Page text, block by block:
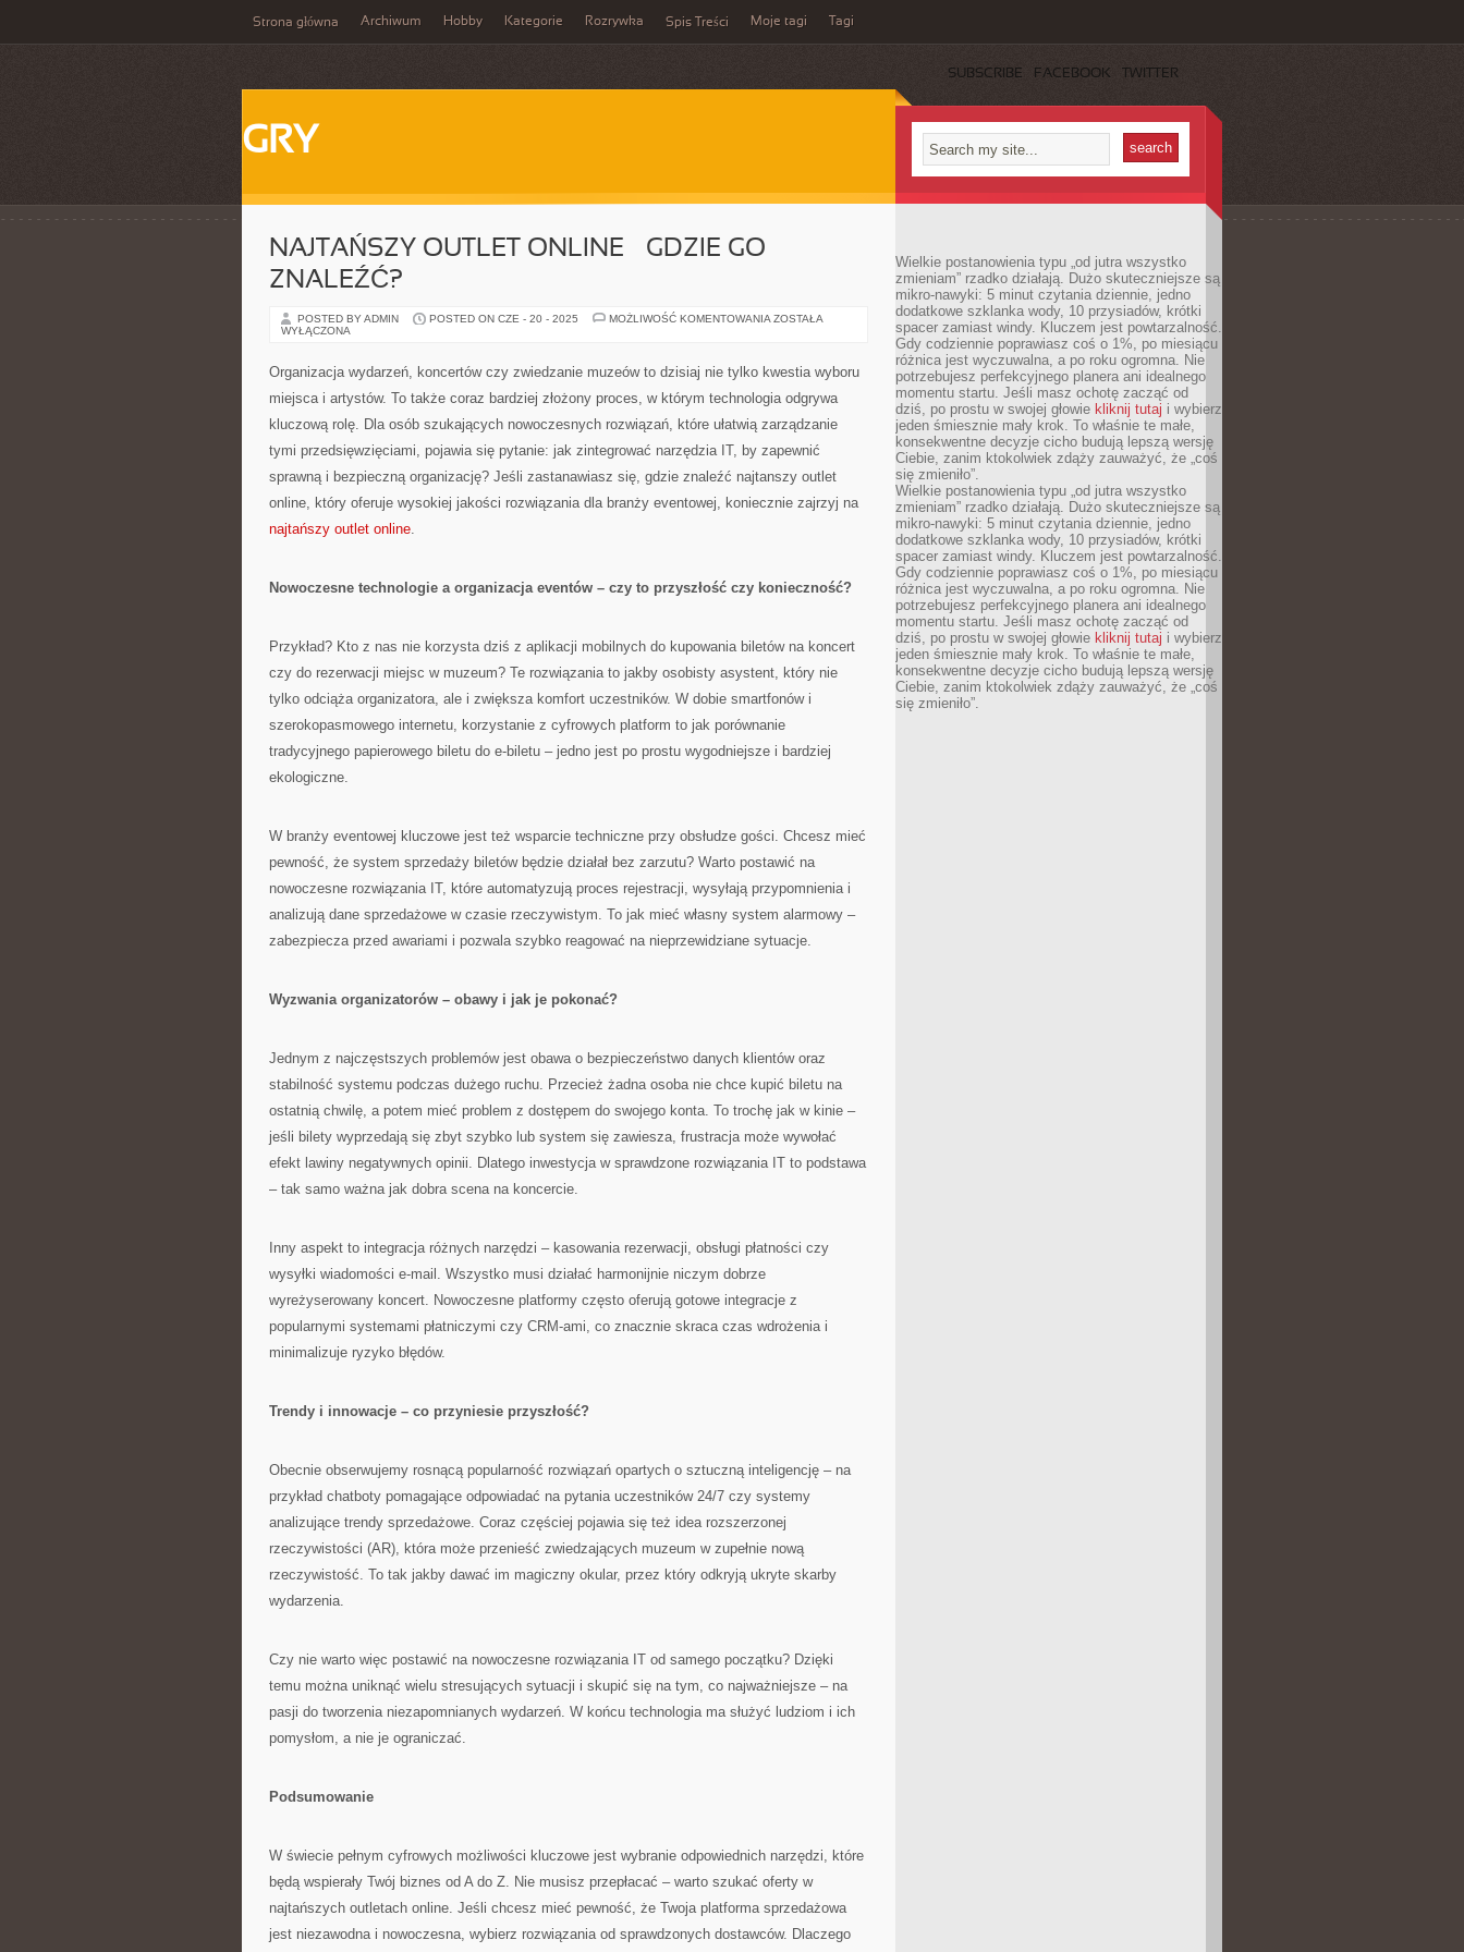
Strona główna Archiwum Hobby Kategorie Rozrywka Spis Treści Moje tagi Tagi
SUBSCRIBE FACEBOOK TWITTER
GRY
NAJTAŃSZY OUTLET ONLINE – GDZIE GO
ZNALEŹĆ?
POSTED BY ADMIN POSTED ON CZE - 20 - 2025 MOŻLIWOŚĆ KOMENTOWANIA NAJTAŃSZY
GDZIE
GO
ZOSTAŁA
WYŁĄCZONA
Organizacja wydarzeń, koncertów czy zwiedzanie muzeów to dzisiaj nie tylko kwestia wyboru
miejsca i artystów. To także coraz bardziej złożony proces, w którym technologia odgrywa
kluczową rolę. Dla osób szukających nowoczesnych rozwiązań, które ułatwią zarządzanie
tymi przedsięwzięciami, pojawia się pytanie: jak zintegrować narzędzia IT, by zapewnić
sprawną i bezpieczną organizację? Jeśli zastanawiasz się, gdzie znaleźć najtanszy outlet
online, który oferuje wysokiej jakości rozwiązania dla branży eventowej, koniecznie zajrzyj na
najtańszy outlet online.
Nowoczesne technologie a organizacja eventów – czy to przyszłość czy konieczność?
Przykład? Kto z nas nie korzysta dziś z aplikacji mobilnych do kupowania biletów na koncert
czy do rezerwacji miejsc w muzeum? Te rozwiązania to jakby osobisty asystent, który nie
tylko odciąża organizatora, ale i zwiększa komfort uczestników. W dobie smartfonów i
szerokopasmowego internetu, korzystanie z cyfrowych platform to jak porównanie
tradycyjnego papierowego biletu do e-biletu – jedno jest po prostu wygodniejsze i bardziej
ekologiczne.
W branży eventowej kluczowe jest też wsparcie techniczne przy obsłudze gości. Chcesz mieć
pewność, że system sprzedaży biletów będzie działał bez zarzutu? Warto postawić na
nowoczesne rozwiązania IT, które automatyzują proces rejestracji, wysyłają przypomnienia i
analizują dane sprzedażowe w czasie rzeczywistym. To jak mieć własny system alarmowy –
zabezpiecza przed awariami i pozwala szybko reagować na nieprzewidziane sytuacje.
Wyzwania organizatorów – obawy i jak je pokonać?
Jednym z najczęstszych problemów jest obawa o bezpieczeństwo danych klientów oraz
stabilność systemu podczas dużego ruchu. Przecież żadna osoba nie chce kupić biletu na
ostatnią chwilę, a potem mieć problem z dostępem do swojego konta. To trochę jak w kinie –
jeśli bilety wyprzedają się zbyt szybko lub system się zawiesza, frustracja może wywołać
efekt lawiny negatywnych opinii. Dlatego inwestycja w sprawdzone rozwiązania IT to podstawa
– tak samo ważna jak dobra scena na koncercie.
Inny aspekt to integracja różnych narzędzi – kasowania rezerwacji, obsługi płatności czy
wysyłki wiadomości e-mail. Wszystko musi działać harmonijnie niczym dobrze
wyreżyserowany koncert. Nowoczesne platformy często oferują gotowe integracje z
popularnymi systemami płatniczymi czy CRM-ami, co znacznie skraca czas wdrożenia i
minimalizuje ryzyko błędów.
Trendy i innowacje – co przyniesie przyszłość?
Obecnie obserwujemy rosnącą popularność rozwiązań opartych o sztuczną inteligencję – na
przykład chatboty pomagające odpowiadać na pytania uczestników 24/7 czy systemy
analizujące trendy sprzedażowe. Coraz częściej pojawia się też idea rozszerzonej
rzeczywistości (AR), która może przenieść zwiedzających muzeum w zupełnie nową
rzeczywistość. To tak jakby dawać im magiczny okular, przez który odkryją ukryte skarby
wydarzenia.
Czy nie warto więc postawić na nowoczesne rozwiązania IT od samego początku? Dzięki
temu można uniknąć wielu stresujących sytuacji i skupić się na tym, co najważniejsze – na
pasji do tworzenia niezapomnianych wydarzeń. W końcu technologia ma służyć ludziom i ich
pomysłom, a nie je ograniczać.
Podsumowanie
W świecie pełnym cyfrowych możliwości kluczowe jest wybranie odpowiednich narzędzi, które
będą wspierały Twój biznes od A do Z. Nie musisz przepłacać – warto szukać oferty w
najtańszych outletach online. Jeśli chcesz mieć pewność, że Twoja platforma sprzedażowa
jest niezawodna i nowoczesna, wybierz rozwiązania od sprawdzonych dostawców. Dlaczego
Wielkie postanowienia typu „od jutra wszystko
zmieniam” rzadko działają. Dużo skuteczniejsze są
mikro-nawyki: 5 minut czytania dziennie, jedno
dodatkowe szklanka wody, 10 przysiadów, krótki
spacer zamiast windy. Kluczem jest powtarzalność.
Gdy codziennie poprawiasz coś o 1%, po miesiącu
różnica jest wyczuwalna, a po roku ogromna. Nie
potrzebujesz perfekcyjnego planera ani idealnego
momentu startu. Jeśli masz ochotę zacząć od
dziś, po prostu w swojej głowie kliknij tutaj i wybierz
jeden śmiesznie mały krok. To właśnie te małe,
konsekwentne decyzje cicho budują lepszą wersję
Ciebie, zanim ktokolwiek zdąży zauważyć, że „coś
się zmieniło”.
Wielkie postanowienia typu „od jutra wszystko
zmieniam” rzadko działają. Dużo skuteczniejsze są
mikro-nawyki: 5 minut czytania dziennie, jedno
dodatkowe szklanka wody, 10 przysiadów, krótki
spacer zamiast windy. Kluczem jest powtarzalność.
Gdy codziennie poprawiasz coś o 1%, po miesiącu
różnica jest wyczuwalna, a po roku ogromna. Nie
potrzebujesz perfekcyjnego planera ani idealnego
momentu startu. Jeśli masz ochotę zacząć od
dziś, po prostu w swojej głowie kliknij tutaj i wybierz
jeden śmiesznie mały krok. To właśnie te małe,
konsekwentne decyzje cicho budują lepszą wersję
Ciebie, zanim ktokolwiek zdąży zauważyć, że „coś
się zmieniło”.